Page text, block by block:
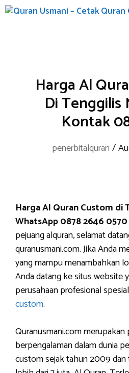
Skip
Harga Al
Di Tenggilis
Kontak
penerbitalquran /
Harga Al Quran Custom di
WhatsApp 0878 2646 0570
pejuang alquran, selamat
quranusmani.com. Jika Anda
yang mampu menambahkan
Anda datang ke situs website
perusahaan profesional
custom.
Quranusmani.com merupakan
berpengalaman dalam dunia
custom sejak tahun 2009